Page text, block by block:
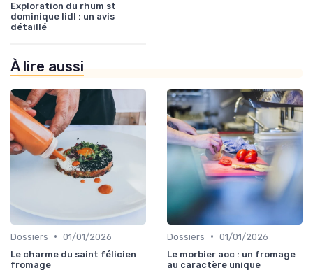
Exploration du rhum st
dominique lidl : un avis
détaillé
À lire aussi
Dossiers • 01/01/2026
Le charme du saint félicien
fromage
Dossiers • 01/01/2026
Le morbier aoc : un fromage
au caractère unique